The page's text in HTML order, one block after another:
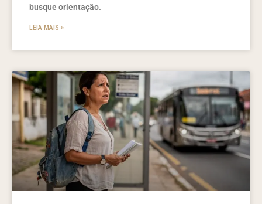
busque orientação.
LEIA MAIS »